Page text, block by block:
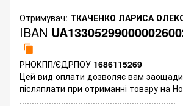
Отримувач: ТКАЧЕНКО ЛАРИСА
IBAN
РНОКПП/ЄДРПОУ 1686115269
Цей вид оплати дозволяє вам
післяплати при отриманні товару на
................................................................